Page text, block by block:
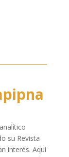
su Revista
interés. Aquí